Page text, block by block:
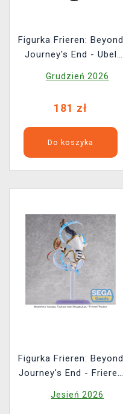
Figurka Frieren: Beyond
Journey's End - Ubel
Grudzień 2026
181 zł
Do koszyka
Figurka Frieren: Beyond
Journey's End - Frieren
Jesień 2026